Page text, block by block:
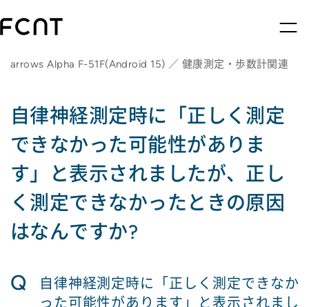
arrows Alpha F-51F(Android 15) ／ 健康測定・歩数計関連
自律神経測定時に「正しく測定
できなかった可能性がありま
す」と表示されましたが、正し
く測定できなかったときの原因
はなんですか?
Q
自律神経測定時に「正しく測定できなか
った可能性があります」と表示されまし